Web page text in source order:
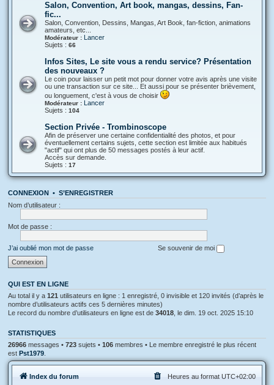
Salon, Convention, Art book, mangas, dessins, Fan-
fic...
Salon, Convention, Dessins, Mangas, Art Book, fan-fiction, animations
amateurs, etc...
Modérateur : Lancer
Sujets : 66
Infos Sites, Le site vous a rendu service? Présentation
des nouveaux ?
Le coin pour laisser un petit mot pour donner votre avis après une visite
ou une transaction sur ce site... Et aussi pour se présenter brièvement,
ou longuement, c'est à vous de choisir
Modérateur : Lancer
Sujets : 104
Section Privée - Trombinoscope
Afin de préserver une certaine confidentialité des photos, et pour
éventuellement certains sujets, cette section est limitée aux habitués
"actif" qui ont plus de 50 messages postés à leur actif.
Accès sur demande.
Sujets : 17
CONNEXION • S’ENREGISTRER
Nom d’utilisateur :
Mot de passe :
J’ai oublié mon mot de passe Se souvenir de moi
QUI EST EN LIGNE
Au total il y a 121 utilisateurs en ligne : 1 enregistré, 0 invisible et 120 invités (d’après le
nombre d’utilisateurs actifs ces 5 dernières minutes)
Le record du nombre d’utilisateurs en ligne est de 34018 , le dim. 19 oct. 2025 15:10
STATISTIQUES
26966 messages • 723 sujets • 106 membres • Le membre enregistré le plus récent
est Pst1979
Index du forum Heures au format UTC+02:00